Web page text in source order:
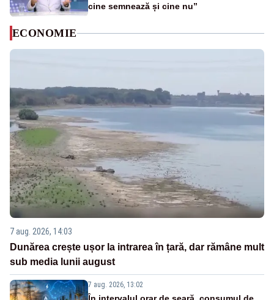
cine semnează și cine nu”
ECONOMIE
7 aug. 2026, 14:03
Dunărea crește ușor la intrarea în țară, dar rămâne mult
sub media lunii august
7 aug. 2026, 13:02
În intervalul orar de seară, consumul de